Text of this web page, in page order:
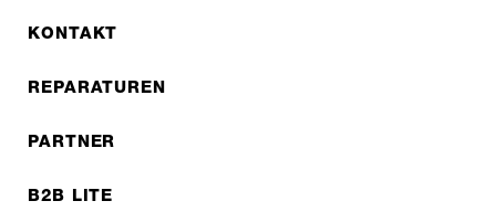
KONTAKT
REPARATUREN
PARTNER
B2B LITE